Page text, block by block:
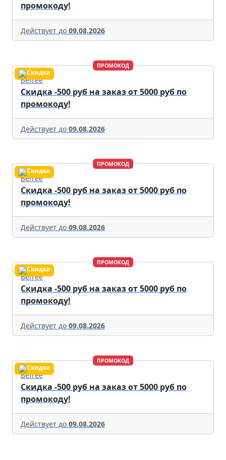
промокоду!
Действует до 09.08.2026
ПРОМОКОД
Befree
Скидка -500 руб на заказ от 5000 руб по
промокоду!
Действует до 09.08.2026
ПРОМОКОД
Befree
Скидка -500 руб на заказ от 5000 руб по
промокоду!
Действует до 09.08.2026
ПРОМОКОД
Befree
Скидка -500 руб на заказ от 5000 руб по
промокоду!
Действует до 09.08.2026
ПРОМОКОД
Befree
Скидка -500 руб на заказ от 5000 руб по
промокоду!
Действует до 09.08.2026